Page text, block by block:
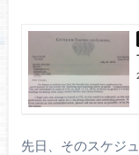
先日、そのスケジ